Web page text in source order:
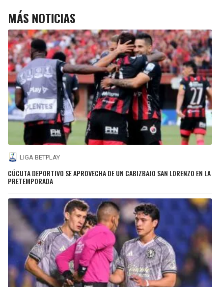
MÁS NOTICIAS
LIGA BETPLAY
CÚCUTA DEPORTIVO SE APROVECHA DE UN CABIZBAJO SAN LORENZO EN LA
PRETEMPORADA